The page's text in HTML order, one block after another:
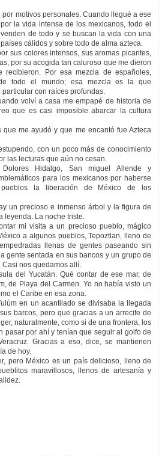
por motivos personales. Cuando llegué a ese
la vida intensa de los mexicanos, todo el
de todo y se buscan la vida con una
cálidos y sobre todo de alma azteca.
sus colores intensos, sus aromas picantes,
por su acogida tan caluroso que me dieron
recibieron. Por esa mezcla de españoles,
todo el mundo; esa mezcla es la que
con raíces profundas.
volví a casa me empapé de historia de
que es casi imposible abarcar la cultura
que me ayudó y que me encantó fue Azteca
con un poco más de conocimiento
las lecturas que aún no cesan.
Dolores Hidalgo, San miguel Allende y
para los mexicanos por haberse
la liberación de México de los
un precioso e inmenso árbol y la figura de
leyenda. La noche triste.
mi visita a un precioso pueblo, mágico
a algunos pueblos, Tepoztlan, lleno de
llenas de gentes paseando sin
gente sentada en sus bancos y un grupo de
nos quedamos allí.
del Yucatán. Qué contar de ese mar, de
de Playa del Carmen. Yo no había visto un
el Caribe en esa zona.
en un acantilado se divisaba la llegada
barcos, pero que gracias a un arrecife de
naturalmente, como si de una frontera, los
pasar por ahí y tenían que seguir al golfo de
Gracias a eso, dice, se mantienen
de hoy.
pero México es un país delicioso, lleno de
maravillosos, llenos de artesanía y